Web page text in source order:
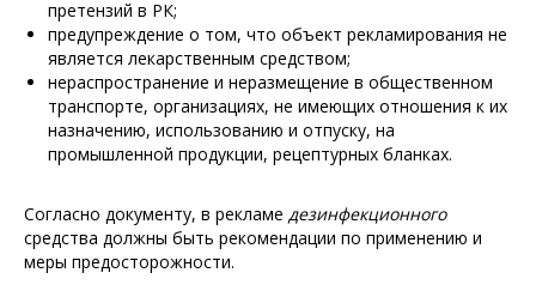
претензий в РК;
предупреждение о том, что объект рекламирования не
является лекарственным средством;
нераспространение и неразмещение в общественном
транспорте, организациях, не имеющих отношения к их
назначению, использованию и отпуску, на
промышленной продукции, рецептурных бланках.
Согласно документу, в рекламе дезинфекционного
средства должны быть рекомендации по применению и
меры предосторожности.